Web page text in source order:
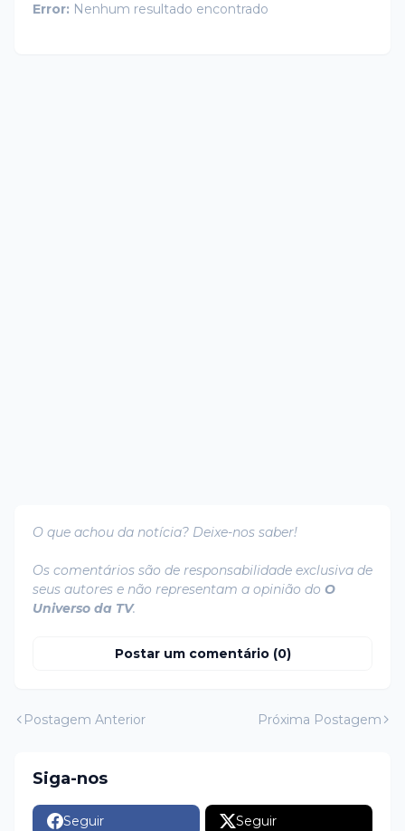
Error: Nenhum resultado encontrado
O que achou da notícia? Deixe-nos saber!
Os comentários são de responsabilidade exclusiva de
seus autores e não representam a opinião do O
Universo da TV.
Postar um comentário (0)
Postagem Anterior Próxima Postagem
Siga-nos
Seguir Seguir